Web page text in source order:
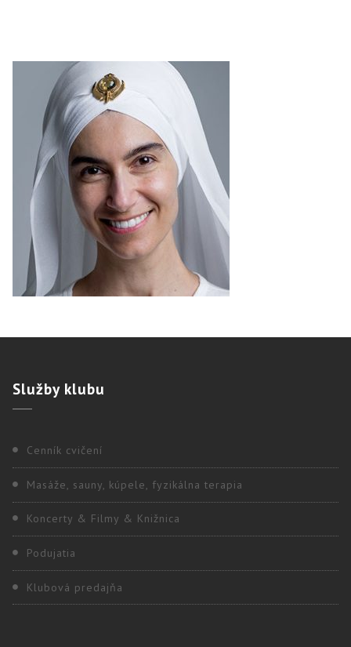
Službyklubu
Cenník cvičení
Masáže, sauny, kúpele, fyzikálna terapia
Koncerty & Filmy & Knižnica
Podujatia
Klubová predajňa